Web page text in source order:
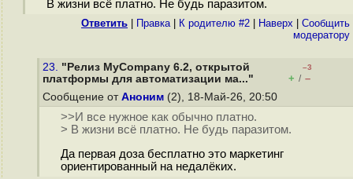
В жизни всё платно. Не будь паразитом.
Ответить Правка| К родителю #2 Наверх
Cообщить
модератору
23. "Релиз MyCompany 6.2, открытой
платформы для автоматизации ма..."
–3
+ / –
Сообщение от Аноним (2), 18-Май-26, 20:50
>>И все нужное как обычно платно.
> В жизни всё платно. Не будь паразитом.
Да первая доза бесплатно это маркетинг
ориентированный на недалёких.